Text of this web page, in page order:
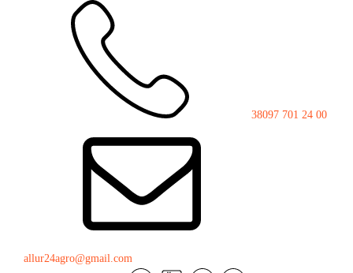
38097 701 24 00
allur24agro@gmail.com
Ротоваторы Фреза HAMMER-S 2200